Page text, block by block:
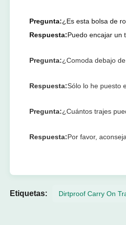
Pregunta:¿Es esta bolsa de
Respuesta:Puedo encajar un
Pregunta:¿Comoda debajo
Respuesta:Sólo lo he puesto
Pregunta:¿Cuántos trajes
Respuesta:Por favor,
Etiquetas: Dirtproof Carry On